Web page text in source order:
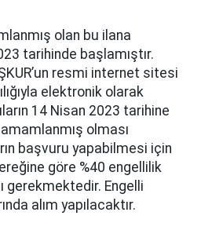
olan bu ilana
tarihinde başlamıştır.
resmi internet sitesi
elektronik olarak
14 Nisan 2023 tarihine
olması
başvuru yapabilmesi için
göre %40 engellilik
gerekmektedir. Engelli
alım yapılacaktır.